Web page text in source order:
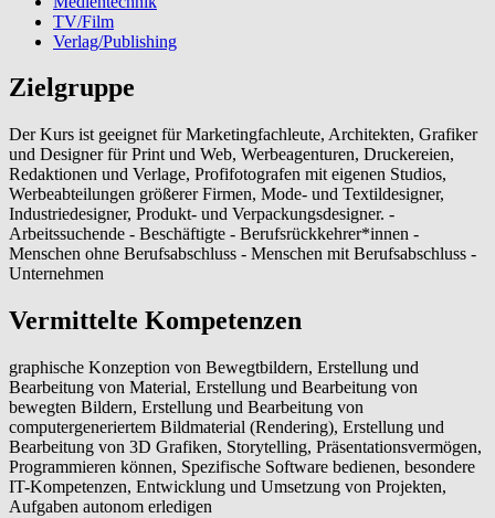
TV/Film
Verlag/Publishing
Zielgruppe
Der Kurs ist geeignet für Marketingfachleute, Architekten, Grafiker
und Designer für Print und Web, Werbeagenturen, Druckereien,
Redaktionen und Verlage, Profifotografen mit eigenen Studios,
Werbeabteilungen größerer Firmen, Mode- und Textildesigner,
Industriedesigner, Produkt- und Verpackungsdesigner. -
Arbeitssuchende - Beschäftigte - Berufsrückkehrer*innen -
Menschen ohne Berufsabschluss - Menschen mit Berufsabschluss -
Unternehmen
Vermittelte Kompetenzen
graphische Konzeption von Bewegtbildern, Erstellung und
Bearbeitung von Material, Erstellung und Bearbeitung von
bewegten Bildern, Erstellung und Bearbeitung von
computergeneriertem Bildmaterial (Rendering), Erstellung und
Bearbeitung von 3D Grafiken, Storytelling, Präsentationsvermögen,
Programmieren können, Spezifische Software bedienen, besondere
IT-Kompetenzen, Entwicklung und Umsetzung von Projekten,
Aufgaben autonom erledigen